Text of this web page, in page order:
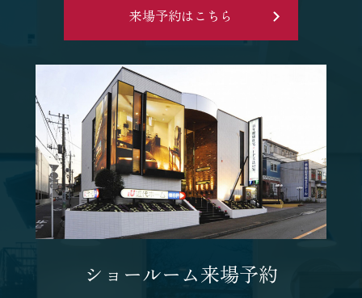
来場予約はこちら
ショールーム来場予約